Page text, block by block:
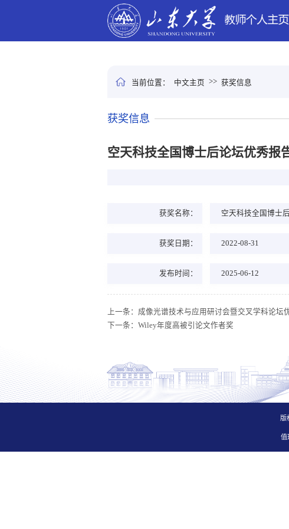
当前位置： 中文主页 >> 获奖信息
获奖信息
空天科技全国博士后论坛优秀报
获奖名称： 空天科技全国博士
获奖日期： 2022-08-31
发布时间： 2025-06-12
上一条： 成像光谱技术与应用研讨会暨交叉学科论坛
下一条： Wiley年度高被引论文作者奖
版
值